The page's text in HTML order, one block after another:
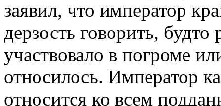
заявил, что император
дерзость говорить, будто
участвовало в погроме
относилось. Император
относится ко всем